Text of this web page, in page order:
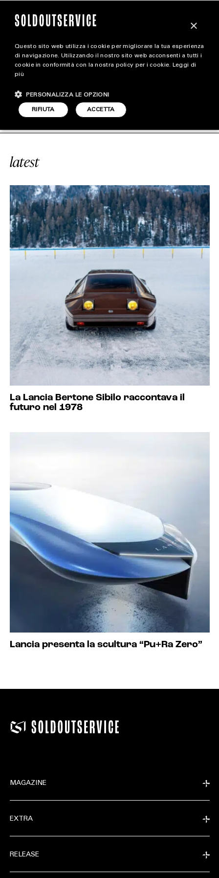
magazine
STYLE
FOOTWEAR
#LANCIA SOLDOUTSERVICE
latest
La Lancia Bertone Sibilo raccontava il
futuro nel 1978
Lancia presenta la scultura “Pu+Ra Zero”
MAGAZINE
EXTRA
RELEASE
×
Questo sito web utilizza i cookie per migliorare la tua esperienza
di navigazione. Utilizzando il nostro sito web acconsenti a tutti i
cookie in conformità con la nostra policy per i cookie. Leggi di
più
ACCETTA
RIFIUTA
PERSONALIZZA LE OPZIONI